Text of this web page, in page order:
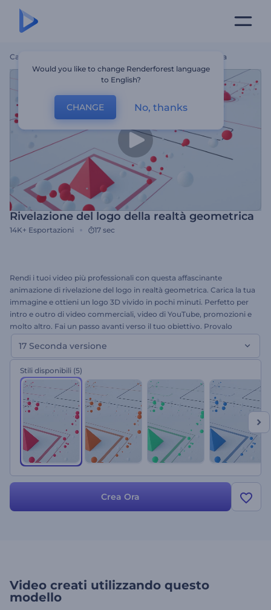
Casa Rivelazione Del Logo Della Realtà Geometrica
Rivelazione del logo della realtà geometrica
14K+ Esportazioni 17 sec
Rendi i tuoi video più professionali con questa affascinante
animazione di rivelazione del logo in realtà geometrica. Carica la tua
immagine e ottieni un logo 3D vivido in pochi minuti. Perfetto per
intro e outro di video commerciali, video di YouTube, promozioni e
molto altro. Fai un passo avanti verso il tuo obiettivo. Provalo
subito gratuitamente. Questa è la versione da 17 secondi!
17 Seconda versione
Stili disponibili (5)
Crea Ora
Video creati utilizzando questo
modello
Would you like to change Renderforest language
to English?
CHANGE No, thanks